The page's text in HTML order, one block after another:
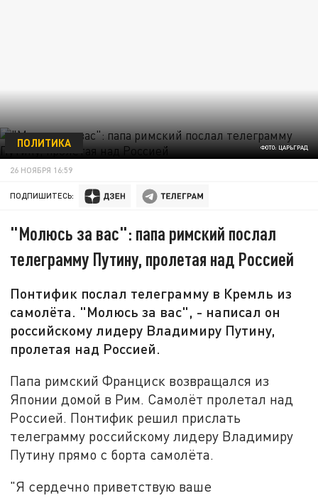
ФОТО: ЦАРЬГРАД
ПОЛИТИКА
26 НОЯБРЯ 16:59
ПОДПИШИТЕСЬ:
"Молюсь за вас": папа римский послал
телеграмму Путину, пролетая над Россией
Понтифик послал телеграмму в Кремль из
самолёта. "Молюсь за вас", - написал он
российскому лидеру Владимиру Путину,
пролетая над Россией.
Папа римский Франциск возвращался из
Японии домой в Рим. Самолёт пролетал над
Россией. Понтифик решил прислать
телеграмму российскому лидеру Владимиру
Путину прямо с борта самолёта.
"Я сердечно приветствую ваше